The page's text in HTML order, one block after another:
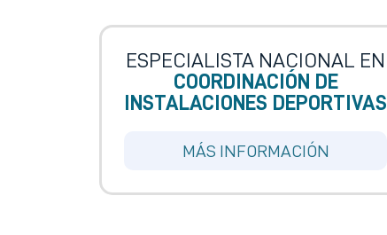
ESPECIALISTA NACIONAL EN
COORDINACIÓN DE
INSTALACIONES DEPORTIVAS
MÁS INFORMACIÓN